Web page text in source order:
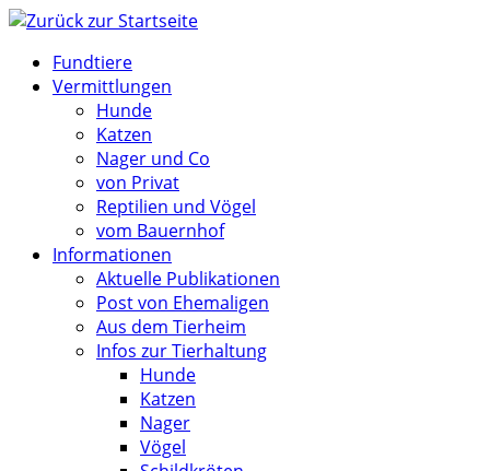
Zum
springenFundtiere
Vermittlungen
Hunde
Katzen
Nager und Co
von Privat
Reptilien und Vögel
vom Bauernhof
Informationen
Aktuelle Publikationen
Post von Ehemaligen
Aus dem Tierheim
Infos zur Tierhaltung
Hunde
Katzen
Nager
Vögel